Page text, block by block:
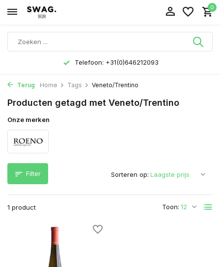
0
Telefoon: +31(0)646212093
Terug Home Tags Veneto/Trentino
Producten getagd met Veneto/Trentino
Onze merken
Filter
1 product Toon:
Sorteren op: